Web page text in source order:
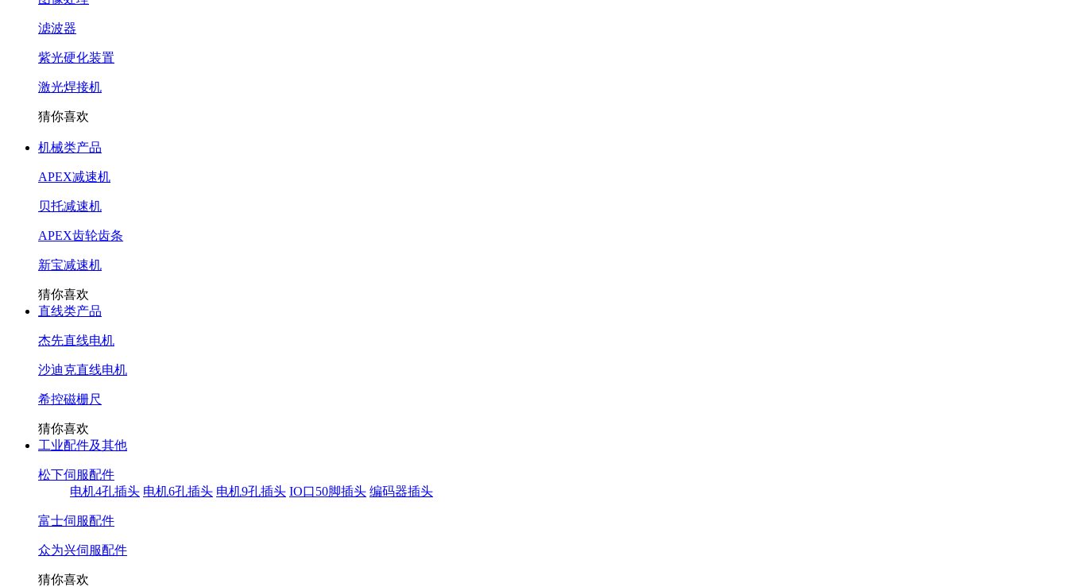
滤波器
紫光硬化装置
激光焊接机
猜你喜欢
机械类产品
APEX减速机
贝托减速机
APEX齿轮齿条
新宝减速机
猜你喜欢
直线类产品
杰先直线电机
沙迪克直线电机
希控磁栅尺
猜你喜欢
工业配件及其他
松下伺服配件
电机4孔插头 电机6孔插头 电机9孔插头 IO口50脚插头 编码器插头
富士伺服配件
众为兴伺服配件
猜你喜欢